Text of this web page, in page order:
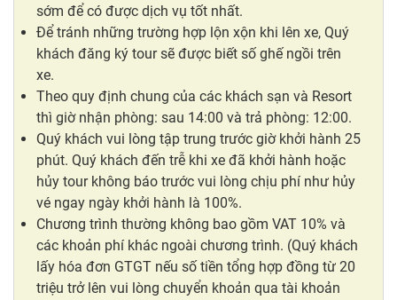
sớm để có được dịch vụ tốt nhất.
Để tránh những trường hợp lộn xộn khi lên xe, Quý
khách đăng ký tour sẽ được biết số ghế ngồi trên
xe.
Theo quy định chung của các khách sạn và Resort
thì giờ nhận phòng: sau 14:00 và trả phòng: 12:00.
Quý khách vui lòng tập trung trước giờ khởi hành 25
phút. Quý khách đến trễ khi xe đã khởi hành hoặc
hủy tour không báo trước vui lòng chịu phí như hủy
vé ngay ngày khởi hành là 100%.
Chương trình thường không bao gồm VAT 10% và
các khoản phí khác ngoài chương trình. (Quý khách
lấy hóa đơn GTGT nếu số tiền tổng hợp đồng từ 20
triệu trở lên vui lòng chuyển khoản qua tài khoản